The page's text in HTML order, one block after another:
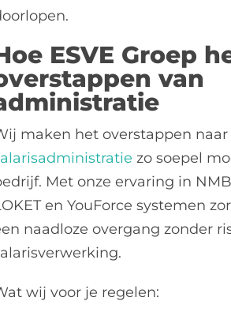
ESVE Groep
van
maken het overstappen
zo soepel
Met onze ervaring in
en YouForce systemen
naadloze overgang zonder
wij voor je regelen: